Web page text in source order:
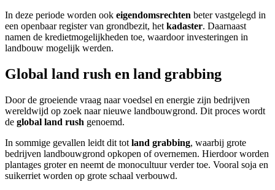
In deze periode worden ook eigendomsrechten beter vastgelegd in
een openbaar register van grondbezit, het kadaster. Daarnaast
namen de kredietmogelijkheden toe, waardoor investeringen in
landbouw mogelijk werden.
Global land rush en land grabbing
Door de groeiende vraag naar voedsel en energie zijn bedrijven
wereldwijd op zoek naar nieuwe landbouwgrond. Dit proces wordt
de global land rush genoemd.
In sommige gevallen leidt dit tot land grabbing, waarbij grote
bedrijven landbouwgrond opkopen of overnemen. Hierdoor worden
plantages groter en neemt de monocultuur verder toe. Vooral soja en
suikerriet worden op grote schaal verbouwd.